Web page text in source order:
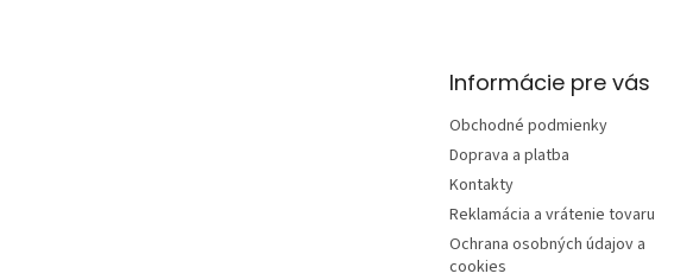
Informácie pre vás
Obchodné podmienky
Doprava a platba
Kontakty
Reklamácia a vrátenie tovaru
Ochrana osobných údajov a
cookies